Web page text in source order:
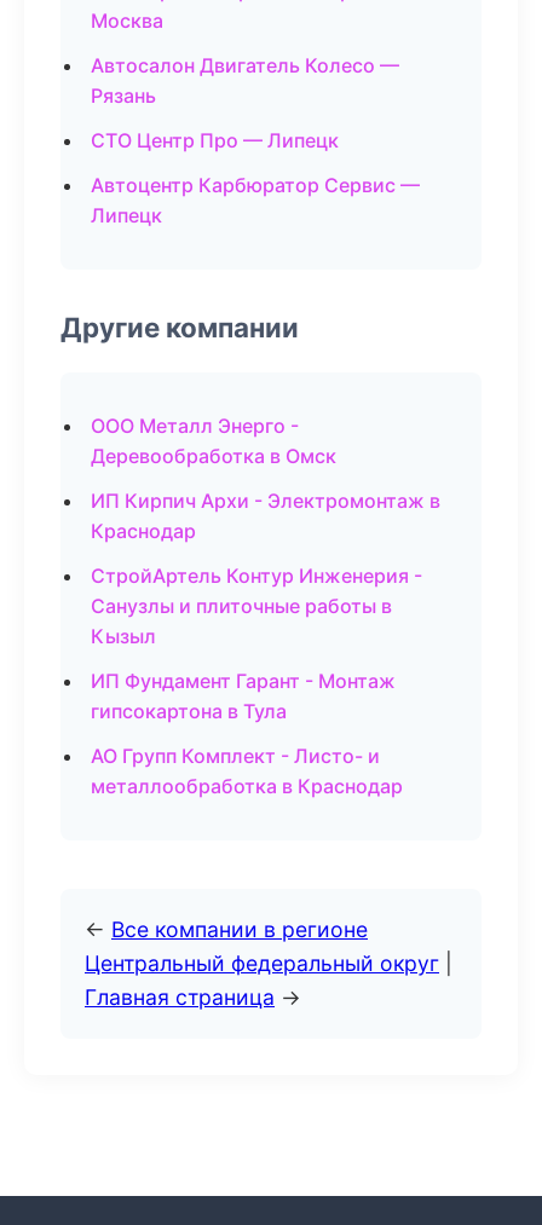
Москва
Автосалон Двигатель Колесо —
Рязань
СТО Центр Про — Липецк
Автоцентр Карбюратор Сервис —
Липецк
Другие компании
ООО Металл Энерго -
Деревообработка в Омск
ИП Кирпич Архи - Электромонтаж в
Краснодар
СтройАртель Контур Инженерия -
Санузлы и плиточные работы в
Кызыл
ИП Фундамент Гарант - Монтаж
гипсокартона в Тула
АО Групп Комплект - Листо- и
металлообработка в Краснодар
← Все компании в регионе
Центральный федеральный округ
Главная страница →